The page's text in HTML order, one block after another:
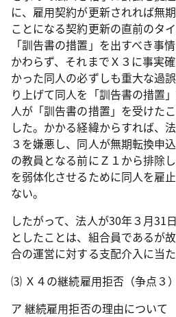
に、雇用契約が更新されれば無
ことになる契約更新の直前のタ
「訓告書の措置」を出すべき事
かわらず、それまでＸ３に事実
かった同人の必ずしも重大な過
り上げて同人を「訓告書の措置
人が「訓告書の措置」を受けた
した。かかる経緯からすれば、
３を嫌悪し、同人が無期転換申
の教員となる前にＺ１から排除
を弱体化させるために同人を雇
ない。
したがって、法人が30年３月31
としたことは、組合員であるが
合の運営に対する支配介入に当た
⑶ Ｘ４の継続雇用拒否（争点３）
ア 継続雇用拒否の理由について